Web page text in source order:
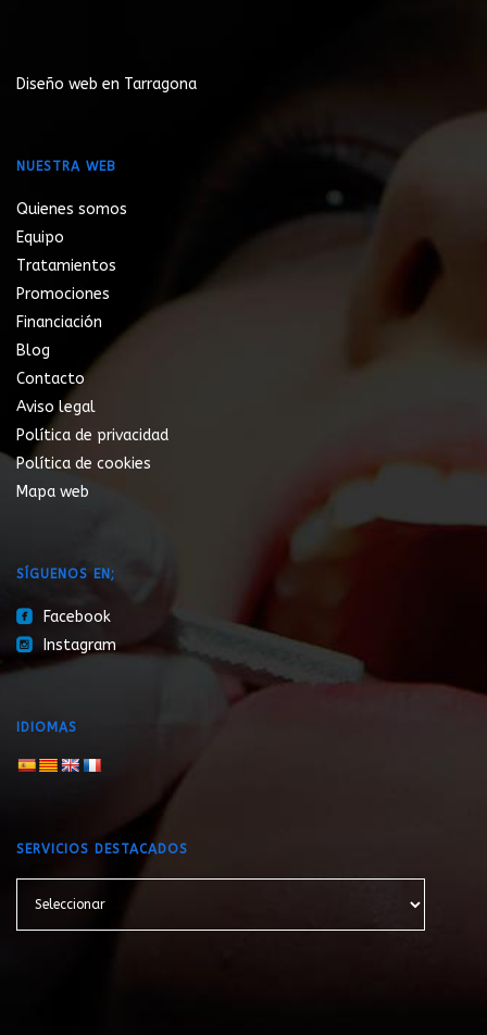
Diseño web en Tarragona
NUESTRA WEB
Quienes somos
Equipo
Tratamientos
Promociones
Financiación
Blog
Contacto
Aviso legal
Política de privacidad
Política de cookies
Mapa web
SÍGUENOS EN;
roundedfacebook Facebook
roundedinstagram Instagram
IDIOMAS
SERVICIOS DESTACADOS